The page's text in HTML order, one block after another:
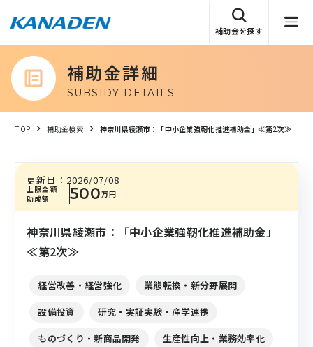
補助金を探す
補助金詳細
SUBSIDY DETAILS
TOP 補助金検索 神奈川県綾瀬市：「中小企業強靭化推進補助金」≪第2次≫
上限金額
助成額
500万円
更新日： 2026/07/08
神奈川県綾瀬市：「中小企業強靭化推進補助金」
≪第2次≫
経営改善・経営強化
業態転換・新分野展開
設備投資
研究・実証実験・産学連携
ものづくり・新商品開発
生産性向上・業務効率化